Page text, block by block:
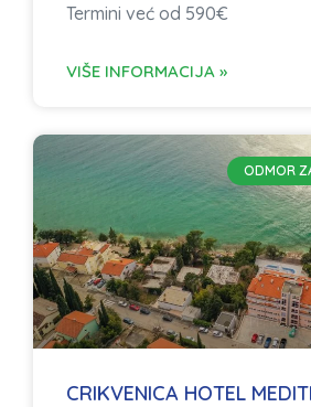
Termini već od 590€
VIŠE INFORMACIJA »
ODMOR
CRIKVENICA HOTEL